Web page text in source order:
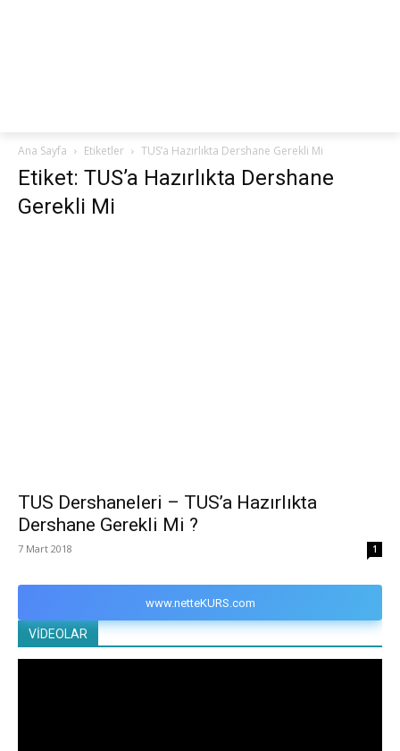
Ana Sayfa Etiketler TUS’a Hazırlıkta Dershane Gerekli Mi
Etiket: TUS’a Hazırlıkta Dershane
Gerekli Mi
TUS Dershaneleri – TUS’a Hazırlıkta
Dershane Gerekli Mi ?
7 Mart 2018 1
www.netteKURS.com
VİDEOLAR